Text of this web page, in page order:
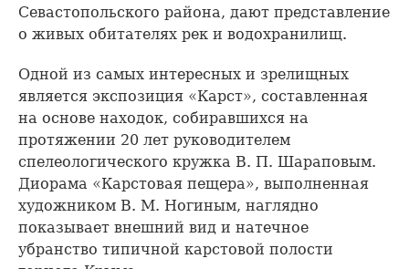
Севастопольского района, дают представление
о живых обитателях рек и водохранилищ.
Одной из самых интересных и зрелищных
является экспозиция «Карст», составленная
на основе находок, собиравшихся на
протяжении 20 лет руководителем
спелеологического кружка В. П. Шараповым.
Диорама «Карстовая пещера», выполненная
художником В. М. Ногиным, наглядно
показывает внешний вид и натечное
убранство типичной карстовой полости